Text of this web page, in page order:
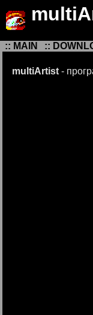
:: MAIN ::
multiArtist -